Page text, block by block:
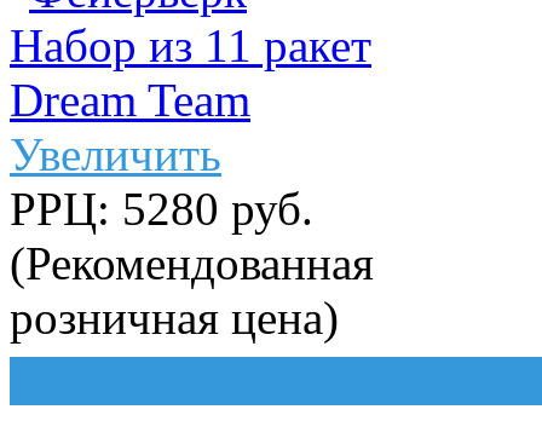
Увеличить
РРЦ: 5280 руб.
(Рекомендованная
розничная цена)